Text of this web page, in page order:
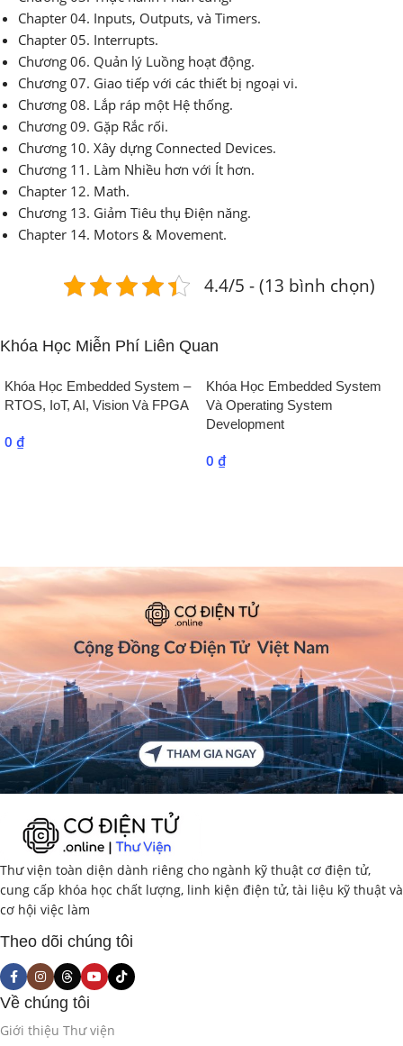
Chapter 04. Inputs, Outputs, và Timers.
Chapter 05. Interrupts.
Chương 06. Quản lý Luồng hoạt động.
Chương 07. Giao tiếp với các thiết bị ngoại vi.
Chương 08. Lắp ráp một Hệ thống.
Chương 09. Gặp Rắc rối.
Chương 10. Xây dựng Connected Devices.
Chương 11. Làm Nhiều hơn với Ít hơn.
Chapter 12. Math.
Chương 13. Giảm Tiêu thụ Điện năng.
Chapter 14. Motors & Movement.
4.4/5 - (13 bình chọn)
Khóa Học Miễn Phí Liên Quan
Khóa Học Embedded System –
RTOS, IoT, AI, Vision Và FPGA
0 ₫
Khóa Học Embedded System
Và Operating System
Development
0 ₫
Thư viện toàn diện dành riêng cho ngành kỹ thuật cơ điện tử,
cung cấp khóa học chất lượng, linh kiện điện tử, tài liệu kỹ thuật và
cơ hội việc làm
Theo dõi chúng tôi
Về chúng tôi
Giới thiệu Thư viện